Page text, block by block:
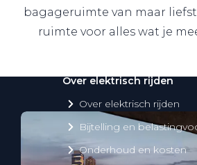
Over elektrisch rijden
Over elektrisch rijden
Bijtelling en
Onderhoud en kosten
bagageruimte van maar
ruimte voor alles wat je